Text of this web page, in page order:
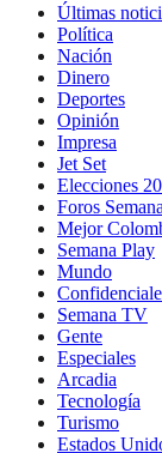
Últimas
Política
Nación
Dinero
Deportes
Opinión
Impresa
Jet Set
Elecciones
Foros Semana
Mejor
Semana Play
Mundo
Semana TV
Gente
Especiales
Arcadia
Tecnología
Turismo
Estados